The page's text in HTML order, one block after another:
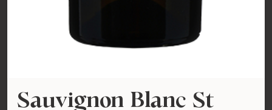
Sauvignon Blanc St